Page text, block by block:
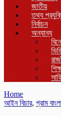
জাতীয়
তথ্য
নির্বাচন
অন্যান্য
Home
আইন বিচার, গ্রাম